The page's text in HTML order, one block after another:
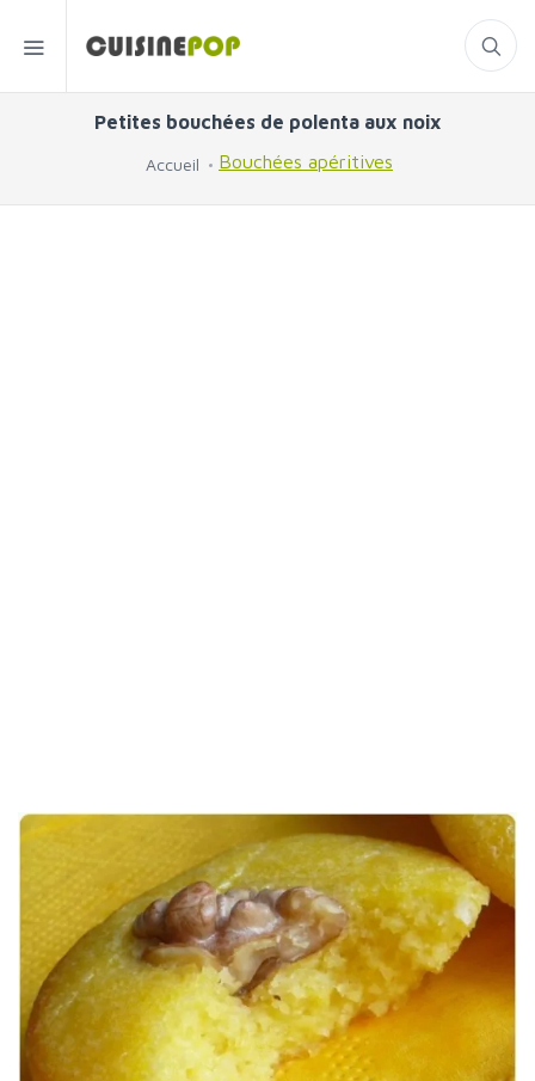
Petites bouchées de polenta aux noix
Accueil Bouchées apéritives